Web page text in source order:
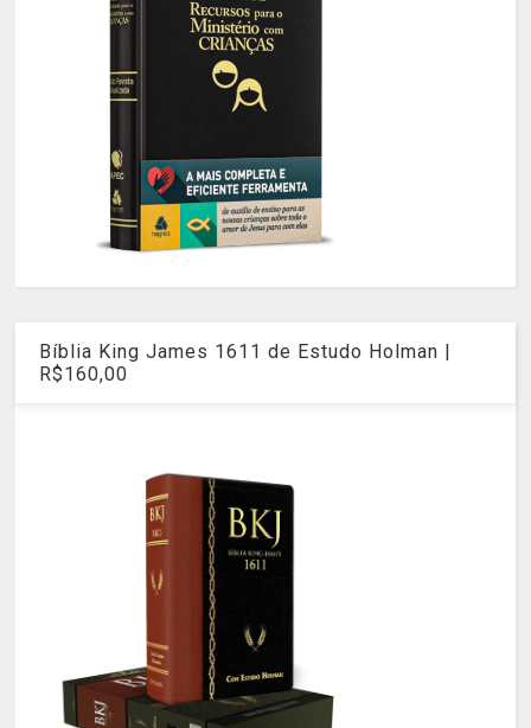
Bíblia King James 1611 de Estudo Holman |
R$160,00